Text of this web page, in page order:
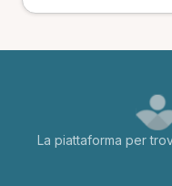
La piattaforma per